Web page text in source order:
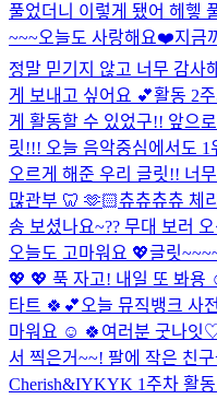
풀었더니 이렇게 됐어 헤헿
~~~오늘도 사랑해요❤️지금
정말 믿기지 않고 너무 감사
게 보내고 싶어요 💕활동 2
게 활동할 수 있었구!! 앞으
릿!!! 오늘 음악중심에서도 1
오르게 해준 우리 글릿!! 너
많관부 🦷 🫶🏻츄츄츄츄 체
송 보셨나요~?? 무대 보러
오늘도 고마워요 💖글릿
💖 💖 푹 자고! 내일 또 봐
타트 🍀💕 오늘 뮤직뱅크 사
마워요 ☺️ 🍀 여러분 굿나
서 찍은거~~! 팔에 작은 친
Cherish&IYKYK 1주차 활